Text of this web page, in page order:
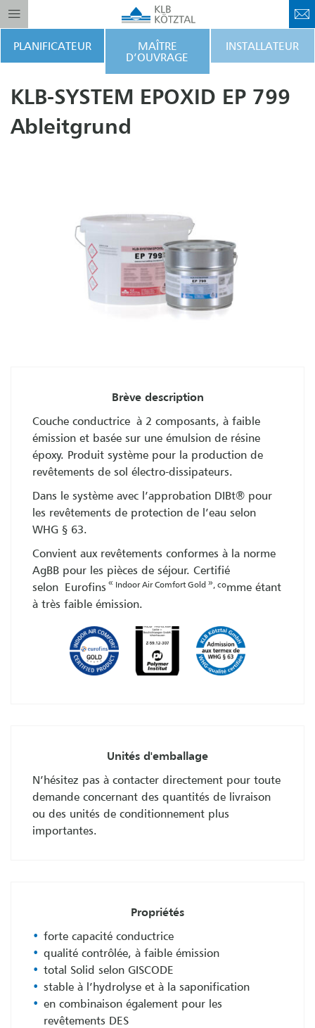
PLANIFICATEUR
MAÎTRE
D’OUVRAGE
INSTALLATEUR
KLB-SYSTEM EPOXID EP 799
Ableitgrund
Brève description
Couche conductrice à 2 composants, à faible
émission et basée sur une émulsion de résine
époxy. Produit système pour la production de
revêtements de sol électro-dissipateurs.
Dans le système avec l’approbation DIBt® pour
les revêtements de protection de l’eau selon
WHG § 63.
Convient aux revêtements conformes à la norme
AgBB pour les pièces de séjour. Certifié
selon Eurofins « Indoor Air Comfort Gold » , comme étant
à très faible émission.
Unités d'emballage
N’hésitez pas à contacter directement pour toute
demande concernant des quantités de livraison
ou des unités de conditionnement plus
importantes.
Propriétés
forte capacité conductrice
qualité contrôlée, à faible émission
total Solid selon GISCODE
stable à l’hydrolyse et à la saponification
en combinaison également pour les
revêtements DES